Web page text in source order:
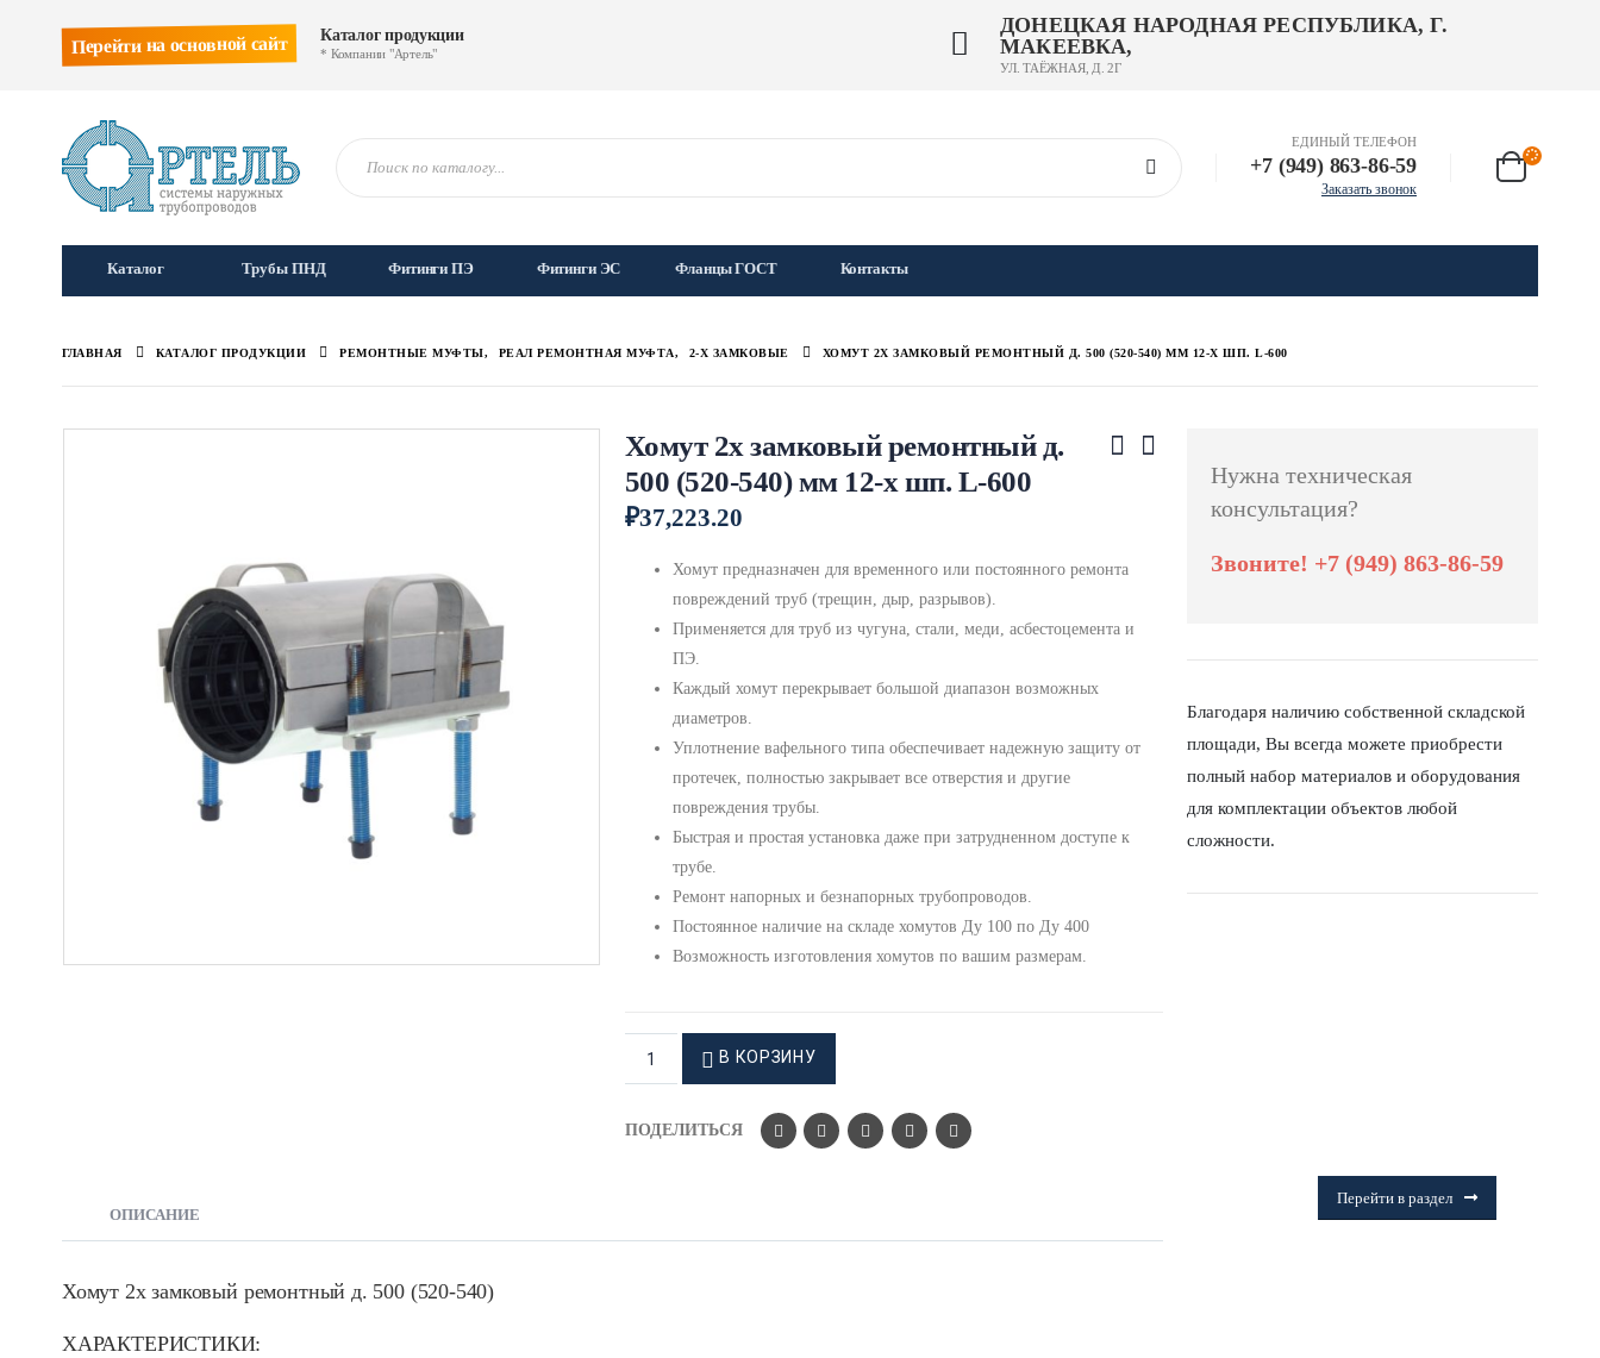
ДОНЕЦКАЯ НАРОДНАЯ РЕСПУБЛИКА, Г.
МАКЕЕВКА,
УЛ. ТАЁЖНАЯ, Д. 2Г
Перейти на основной сайт Каталог продукции
* Компании "Артель"
ЕДИНЫЙ ТЕЛЕФОН
+7 (949) 863-86-59
Заказать звонок
Каталог Трубы ПНД Фитинги ПЭ Фитинги ЭС Фланцы ГОСТ Контакты
ГЛАВНАЯ КАТАЛОГ ПРОДУКЦИИ РЕМОНТНЫЕ МУФТЫ, РЕАЛ РЕМОНТНАЯ МУФТА, 2-Х ЗАМКОВЫЕ ХОМУТ 2Х ЗАМКОВЫЙ РЕМОНТНЫЙ Д. 500 (520-540) ММ 12-Х ШП. L-600
Хомут 2х замковый ремонтный д.
500 (520-540) мм 12-х шп. L-600
₽37,223.20
Хомут предназначен для временного или постоянного ремонта
повреждений труб (трещин, дыр, разрывов).
Применяется для труб из чугуна, стали, меди, асбестоцемента и
ПЭ.
Каждый хомут перекрывает большой диапазон возможных
диаметров.
Уплотнение вафельного типа обеспечивает надежную защиту от
протечек, полностью закрывает все отверстия и другие
повреждения трубы.
Быстрая и простая установка даже при затрудненном доступе к
трубе.
Ремонт напорных и безнапорных трубопроводов.
Постоянное наличие на складе хомутов Ду 100 по Ду 400
Возможность изготовления хомутов по вашим размерам.
В КОРЗИНУ
ПОДЕЛИТЬСЯ
ОПИСАНИЕ
Хомут 2х замковый ремонтный д. 500 (520-540)
ХАРАКТЕРИСТИКИ:
Нужна техническая
консультация?
Звоните! +7 (949) 863-86-59
Благодаря наличию собственной складской
площади, Вы всегда можете приобрести
полный набор материалов и оборудования
для комплектации объектов любой
сложности.
Перейти в раздел